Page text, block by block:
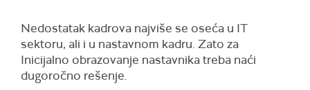
Nedostatak kadrova najviše se oseća u IT
sektoru, ali i u nastavnom kadru. Zato za
Inicijalno obrazovanje nastavnika treba naći
dugoročno rešenje.